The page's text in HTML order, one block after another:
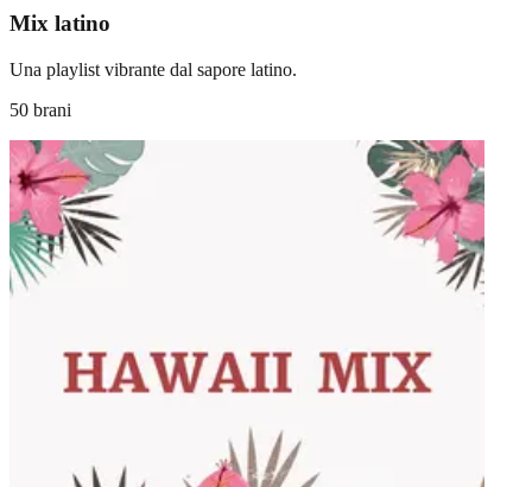
Mix latino
Una playlist vibrante dal sapore latino.
50 brani